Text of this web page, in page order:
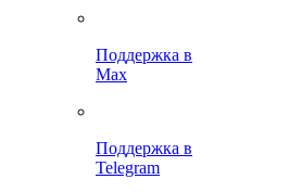
Поддержка в
Max
Поддержка в
Telegram